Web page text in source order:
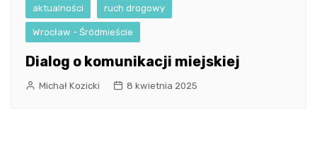
aktualności ruch drogowy
Wrocław - Śródmieście
Dialog o komunikacji miejskiej
Michał Kozicki 8 kwietnia 2025